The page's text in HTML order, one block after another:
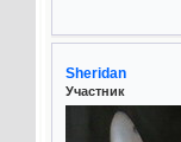
Sheridan
Участник